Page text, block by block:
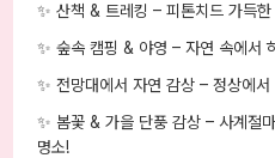
✨ 산책 & 트레킹 – 피톤치드 가득
✨ 숲속 캠핑 & 야영 – 자연 속에서
✨ 전망대에서 자연 감상 – 정상에
✨ 봄꽃 & 가을 단풍 감상 – 사계절
명소!